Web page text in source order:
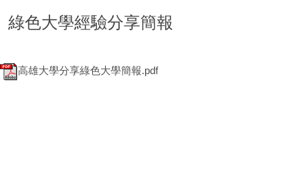
綠色大學經驗分享簡報
高雄大學分享綠色大學簡報.pdf